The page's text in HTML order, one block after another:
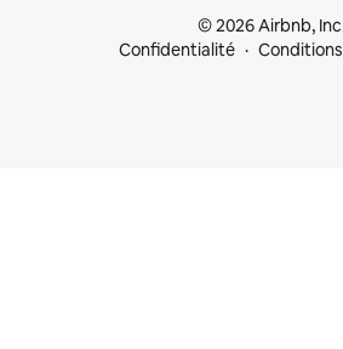
© 2026 Airbnb,
Confidentialité